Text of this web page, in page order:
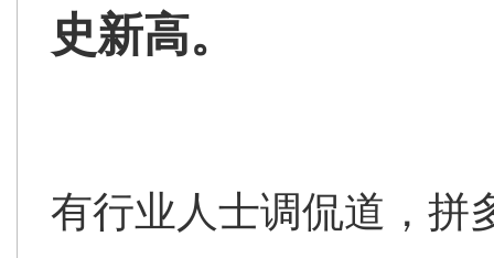
史新高。
有行业人士调侃道，拼